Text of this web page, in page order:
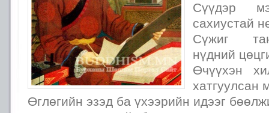
Сүүдэр
сахиустай
Сүжиг
нүдний
Өчүүхэн
хатгуулсан
Өглөгийн эзэд ба үхээрийн идээг